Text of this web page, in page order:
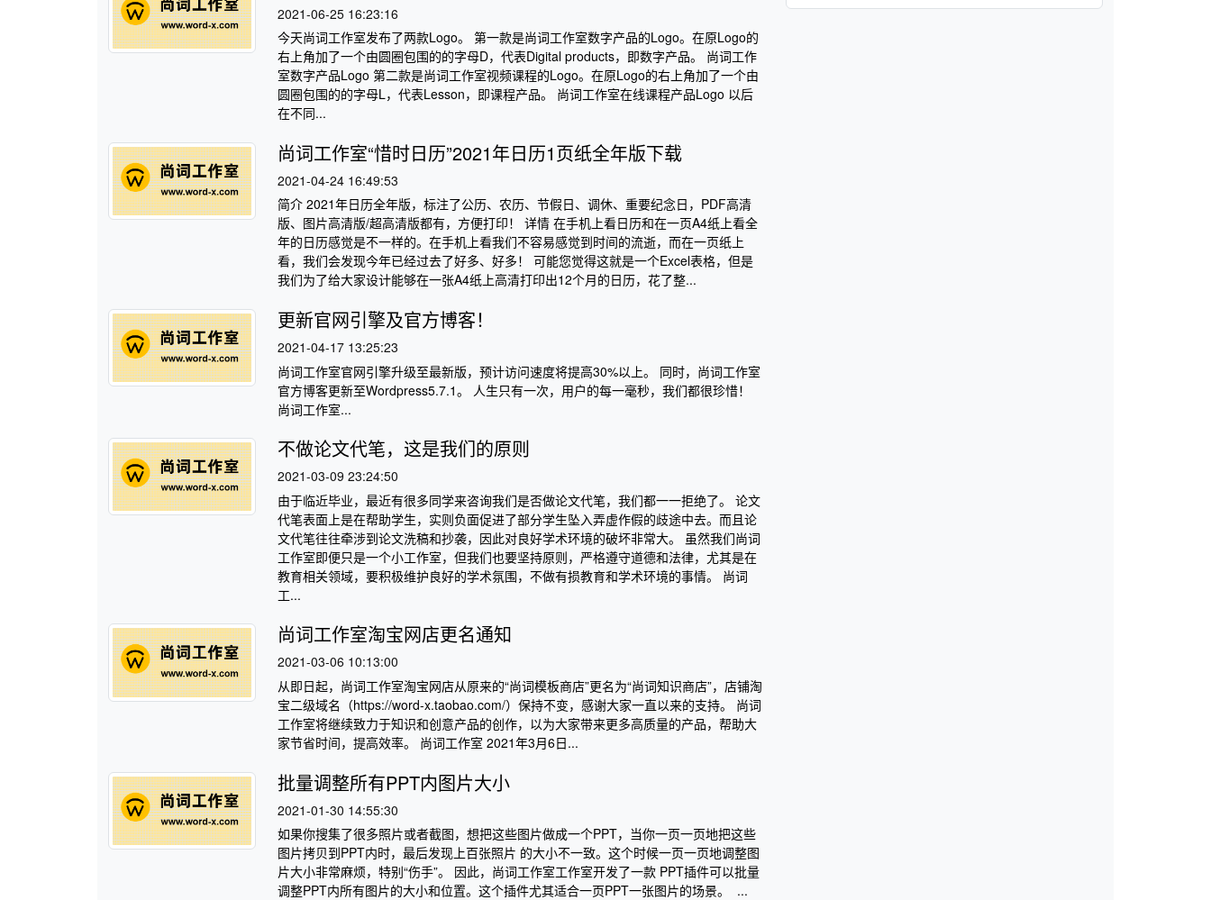
2021-06-25 16:23:16
今天尚词工作室发布了两款Logo。 第一款是尚词工作室数字产品的Logo。在原Logo的
右上角加了一个由圆圈包围的的字母D，代表Digital products，即数字产品。 尚词工作
室数字产品Logo 第二款是尚词工作室视频课程的Logo。在原Logo的右上角加了一个由
圆圈包围的的字母L，代表Lesson，即课程产品。 尚词工作室在线课程产品Logo 以后
在不同...
尚词工作室“惜时日历”2021年日历1页纸全年版下载
2021-04-24 16:49:53
简介 2021年日历全年版，标注了公历、农历、节假日、调休、重要纪念日，PDF高清
版、图片高清版/超高清版都有，方便打印！ 详情 在手机上看日历和在一页A4纸上看全
年的日历感觉是不一样的。在手机上看我们不容易感觉到时间的流逝，而在一页纸上
看，我们会发现今年已经过去了好多、好多！ 可能您觉得这就是一个Excel表格，但是
我们为了给大家设计能够在一张A4纸上高清打印出12个月的日历，花了整...
更新官网引擎及官方博客！
2021-04-17 13:25:23
尚词工作室官网引擎升级至最新版，预计访问速度将提高30%以上。 同时，尚词工作室
官方博客更新至Wordpress5.7.1。 人生只有一次，用户的每一毫秒，我们都很珍惜！
尚词工作室...
不做论文代笔，这是我们的原则
2021-03-09 23:24:50
由于临近毕业，最近有很多同学来咨询我们是否做论文代笔，我们都一一拒绝了。 论文
代笔表面上是在帮助学生，实则负面促进了部分学生坠入弄虚作假的歧途中去。而且论
文代笔往往牵涉到论文洗稿和抄袭，因此对良好学术环境的破坏非常大。 虽然我们尚词
工作室即便只是一个小工作室，但我们也要坚持原则，严格遵守道德和法律，尤其是在
教育相关领域，要积极维护良好的学术氛围，不做有损教育和学术环境的事情。 尚词
工...
尚词工作室淘宝网店更名通知
2021-03-06 10:13:00
从即日起，尚词工作室淘宝网店从原来的“尚词模板商店”更名为“尚词知识商店”，店铺淘
宝二级域名（https://word-x.taobao.com/）保持不变，感谢大家一直以来的支持。 尚词
工作室将继续致力于知识和创意产品的创作，以为大家带来更多高质量的产品，帮助大
家节省时间，提高效率。 尚词工作室 2021年3月6日...
批量调整所有PPT内图片大小
2021-01-30 14:55:30
如果你搜集了很多照片或者截图，想把这些图片做成一个PPT，当你一页一页地把这些
图片拷贝到PPT内时，最后发现上百张照片 的大小不一致。这个时候一页一页地调整图
片大小非常麻烦，特别“伤手”。 因此，尚词工作室工作室开发了一款 PPT插件可以批量
调整PPT内所有图片的大小和位置。这个插件尤其适合一页PPT一张图片的场景。 ...